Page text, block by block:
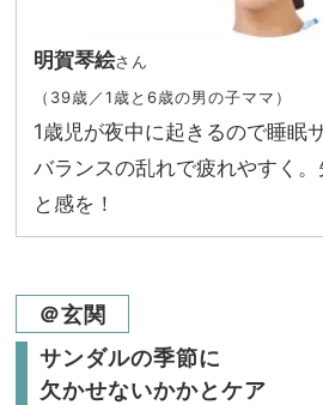
明賀琴絵さん
（39歳／1歳と6歳の男の子ママ）
1歳児が夜中に起きるので睡眠
バランスの乱れで疲れやすく
と感を！
＠玄関
サンダルの季節に
欠かせないかかとケア